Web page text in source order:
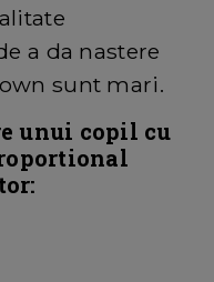
a da nastere
sunt mari.
unui copil cu